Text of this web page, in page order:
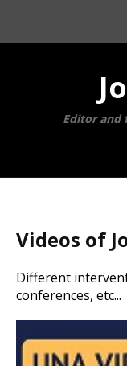
Editor and
Videos of
Different
conferences, etc...